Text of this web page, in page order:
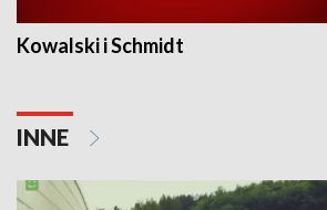
Kowalski i Schmidt
INNE